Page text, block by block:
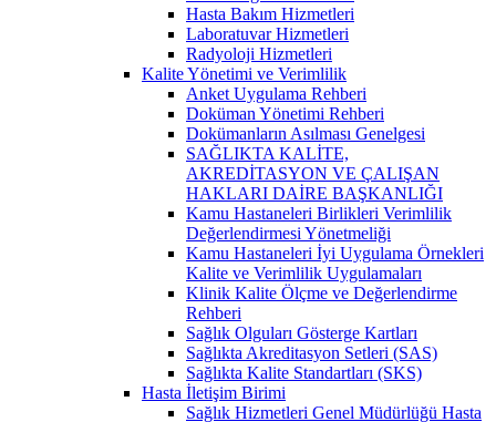
Hasta Bakım Hizmetleri
Laboratuvar Hizmetleri
Radyoloji Hizmetleri
Kalite Yönetimi ve Verimlilik
Anket Uygulama Rehberi
Doküman Yönetimi Rehberi
Dokümanların Asılması Genelgesi
SAĞLIKTA KALİTE,
AKREDİTASYON VE ÇALIŞAN
HAKLARI DAİRE BAŞKANLIĞI
Kamu Hastaneleri Birlikleri Verimlilik
Değerlendirmesi Yönetmeliği
Kamu Hastaneleri İyi Uygulama Örnekleri
Kalite ve Verimlilik Uygulamaları
Klinik Kalite Ölçme ve Değerlendirme
Rehberi
Sağlık Olguları Gösterge Kartları
Sağlıkta Akreditasyon Setleri (SAS)
Sağlıkta Kalite Standartları (SKS)
Hasta İletişim Birimi
Sağlık Hizmetleri Genel Müdürlüğü Hasta